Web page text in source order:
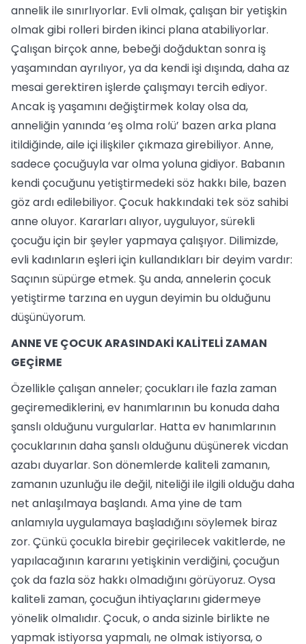
annelik ile sınırlıyorlar. Evli olmak, çalışan bir yetişkin
olmak gibi rolleri birden ikinci plana atabiliyorlar.
Çalışan birçok anne, bebeği doğduktan sonra iş
yaşamından ayrılıyor, ya da kendi işi dışında, daha az
mesai gerektiren işlerde çalışmayı tercih ediyor.
Ancak iş yaşamını değiştirmek kolay olsa da,
anneliğin yanında ‘eş olma rolü’ bazen arka plana
itildiğinde, aile içi ilişkiler çıkmaza girebiliyor. Anne,
sadece çocuğuyla var olma yoluna gidiyor. Babanın
kendi çocuğunu yetiştirmedeki söz hakkı bile, bazen
göz ardı edilebiliyor. Çocuk hakkındaki tek söz sahibi
anne oluyor. Kararları alıyor, uyguluyor, sürekli
çocuğu için bir şeyler yapmaya çalışıyor. Dilimizde,
evli kadınların eşleri için kullandıkları bir deyim vardır:
Saçının süpürge etmek. Şu anda, annelerin çocuk
yetiştirme tarzına en uygun deyimin bu olduğunu
düşünüyorum.
ANNE VE ÇOCUK ARASINDAKİ KALİTELİ ZAMAN
GEÇİRME
Özellikle çalışan anneler; çocukları ile fazla zaman
geçiremediklerini, ev hanımlarının bu konuda daha
şanslı olduğunu vurgularlar. Hatta ev hanımlarının
çocuklarının daha şanslı olduğunu düşünerek vicdan
azabı duyarlar. Son dönemlerde kaliteli zamanın,
zamanın uzunluğu ile değil, niteliği ile ilgili olduğu daha
net anlaşılmaya başlandı. Ama yine de tam
anlamıyla uygulamaya başladığını söylemek biraz
zor. Çünkü çocukla birebir geçirilecek vakitlerde, ne
yapılacağının kararını yetişkinin verdiğini, çocuğun
çok da fazla söz hakkı olmadığını görüyoruz. Oysa
kaliteli zaman, çocuğun ihtiyaçlarını gidermeye
yönelik olmalıdır. Çocuk, o anda sizinle birlikte ne
yapmak istiyorsa yapmalı, ne olmak istiyorsa, o